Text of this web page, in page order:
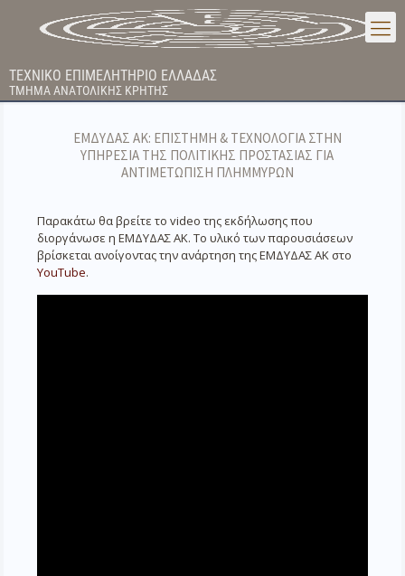
ΤΕΧΝΙΚΟ ΕΠΙΜΕΛΗΤΗΡΙΟ ΕΛΛΑΔΑΣ
ΤΜΗΜΑ ΑΝΑΤΟΛΙΚΗΣ ΚΡΗΤΗΣ
ΕΜΔΥΔΑΣ ΑΚ: ΕΠΙΣΤΗΜΗ & ΤΕΧΝΟΛΟΓΙΑ ΣΤΗΝ
ΥΠΗΡΕΣΙΑ ΤΗΣ ΠΟΛΙΤΙΚΗΣ ΠΡΟΣΤΑΣΙΑΣ ΓΙΑ
ΑΝΤΙΜΕΤΩΠΙΣΗ ΠΛΗΜΜΥΡΩΝ
Παρακάτω θα βρείτε το video της εκδήλωσης που
διοργάνωσε η ΕΜΔΥΔΑΣ ΑΚ. Το υλικό των παρουσιάσεων
βρίσκεται ανοίγοντας την ανάρτηση της ΕΜΔΥΔΑΣ ΑΚ στο
YouTube.